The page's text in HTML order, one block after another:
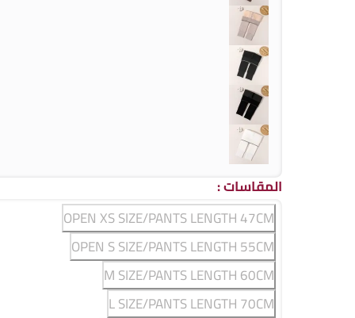
المقاسات:
OPEN XS SIZE/PANTS LENGTH 47CM
OPEN S SIZE/PANTS LENGTH 55CM
M SIZE/PANTS LENGTH 60CM
L SIZE/PANTS LENGTH 70CM